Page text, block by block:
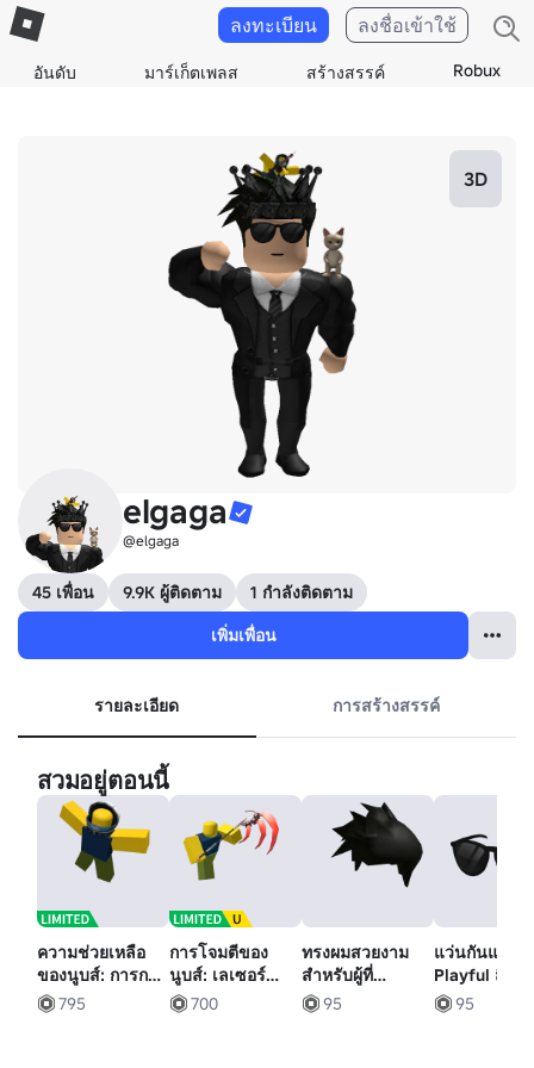
อันดับ มาร์เก็ตเพลส สร้างสรรค์ Robux
ลงทะเบียน ลงชื่อเข้าใช้
3D
elgaga
@elgaga
45 เพื่อน 9.9K ผู้ติดตาม
1 กำลังติดตาม
เพิ่มเพื่อน
รายละเอียด การสร้างสรรค์
สวมอยู่ตอนนี้
ความช่วยเหลือ
ของนูบส์: การก
ระทําของนักบิน
อวกาศ
795
การโจมตีของ
นูบส์: เลเซอร์
ไซล์ Scuffle
700
ทรงผมสวยงาม
สำหรับผู้ที่
สวยงาม
95
แว่นกันแดด
Playful สีดํา
95